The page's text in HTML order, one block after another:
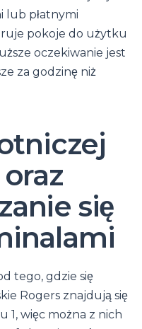
lub płatnymi
pokoje do użytku
oczekiwanie jest
za godzinę niż
się
tego, gdzie się
Rogers znajdują się
1, więc można z nich